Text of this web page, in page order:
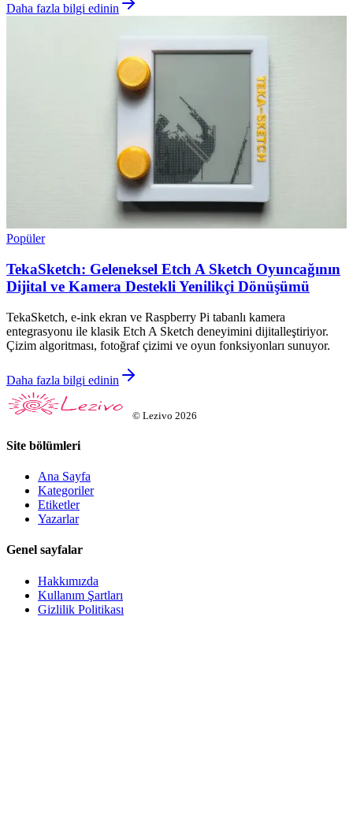
Daha fazla bilgi edinin
Popüler
TekaSketch: Geleneksel Etch A Sketch Oyuncağının
Dijital ve Kamera Destekli Yenilikçi Dönüşümü
TekaSketch, e-ink ekran ve Raspberry Pi tabanlı kamera
entegrasyonu ile klasik Etch A Sketch deneyimini dijitalleştiriyor.
Çizim algoritması, fotoğraf çizimi ve oyun fonksiyonları sunuyor.
Daha fazla bilgi edinin
© Lezivo 2026
Site bölümleri
Ana Sayfa
Kategoriler
Etiketler
Yazarlar
Genel sayfalar
Hakkımızda
Kullanım Şartları
Gizlilik Politikası